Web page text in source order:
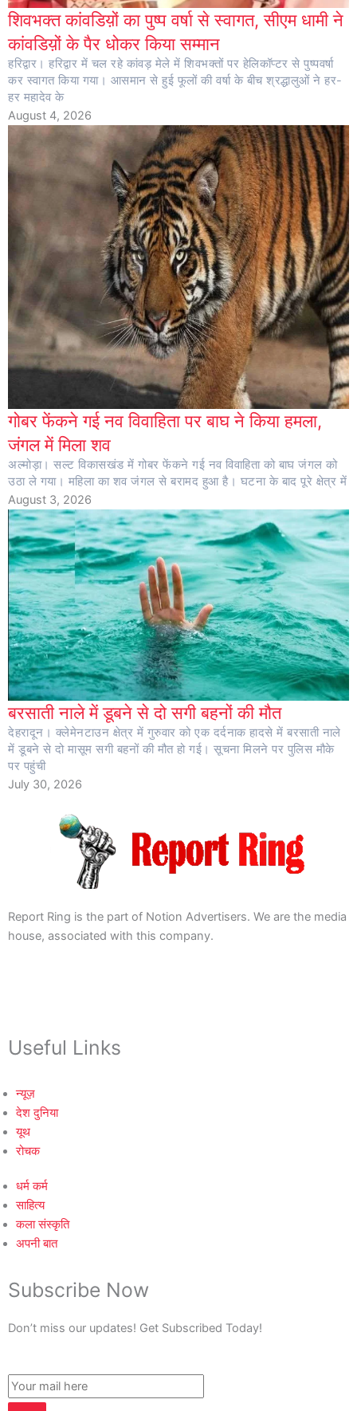
शिवभक्त कांवडिय़ों का पुष्प वर्षा से स्वागत, सीएम धामी ने
कांवडिय़ों के पैर धोकर किया सम्मान
हरिद्वार। हरिद्वार में चल रहे कांवड़ मेले में शिवभक्तों पर हेलिकॉप्टर से पुष्पवर्षा
कर स्वागत किया गया। आसमान से हुई फूलों की वर्षा के बीच श्रद्धालुओं ने हर-
हर महादेव के
August 4, 2026
गोबर फेंकने गई नव विवाहिता पर बाघ ने किया हमला,
जंगल में मिला शव
अल्मोड़ा। सल्ट विकासखंड में गोबर फेंकने गई नव विवाहिता को बाघ जंगल को
उठा ले गया। महिला का शव जंगल से बरामद हुआ है। घटना के बाद पूरे क्षेत्र में
August 3, 2026
बरसाती नाले में डूबने से दो सगी बहनों की मौत
देहरादून। क्लेमेनटाउन क्षेत्र में गुरुवार को एक दर्दनाक हादसे में बरसाती नाले
में डूबने से दो मासूम सगी बहनों की मौत हो गई। सूचना मिलने पर पुलिस मौके
पर पहुंची
July 30, 2026
Report Ring is the part of Notion Advertisers. We are the media
house, associated with this company.
Useful Links
न्यूज़
देश दुनिया
यूथ
रोचक
धर्म कर्म
साहित्य
कला संस्कृति
अपनी बात
Subscribe Now
Don’t miss our updates! Get Subscribed Today!